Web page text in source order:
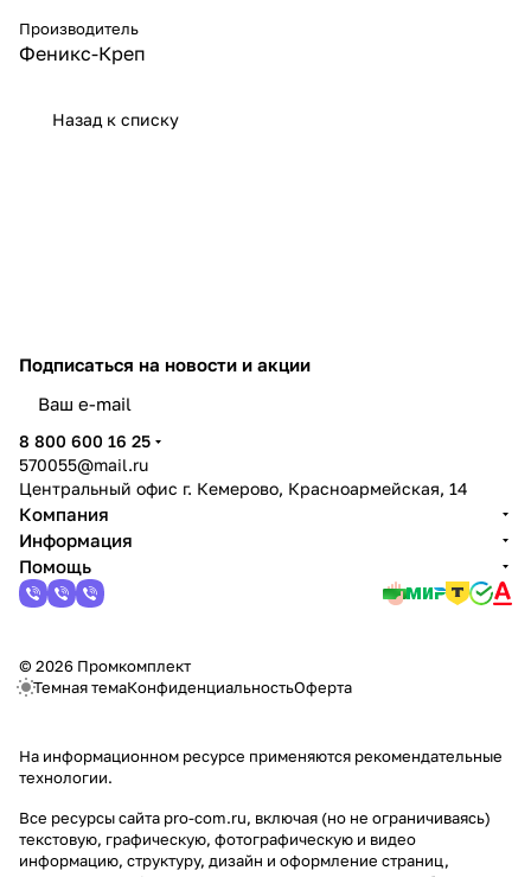
Производитель
Феникс-Креп
Назад к списку
Подписаться на новости и акции
8 800 600 16 25
570055@mail.ru
Центральный офис г. Кемерово, Красноармейская, 14
Компания
Информация
Помощь
© 2026 Промкомплект
Темная темаКонфиденциальностьОферта
На информационном ресурсе применяются рекомендательные
технологии.
Все ресурсы сайта pro-com.ru, включая (но не ограничиваясь)
текстовую, графическую, фотографическую и видео
информацию, структуру, дизайн и оформление страниц,